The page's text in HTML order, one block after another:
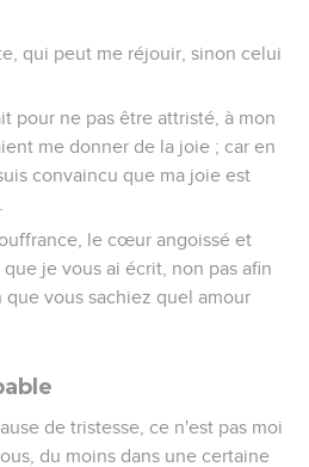
qui peut me réjouir, sinon celui
pour ne pas être attristé, à mon
me donner de la joie ; car en
convaincu que ma joie est
le cœur angoissé et
je vous ai écrit, non pas afin
que vous sachiez quel amour
de tristesse, ce n'est pas moi
du moins dans une certaine